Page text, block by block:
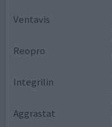
Ventavis
Reopro
Integrilin
Aggrastat